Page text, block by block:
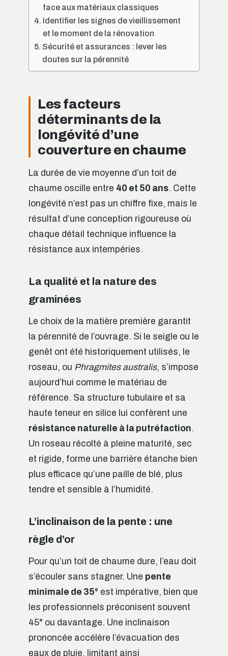
face aux matériaux classiques
Identifier les signes de vieillissement
et le moment de la rénovation
Sécurité et assurances : lever les
doutes sur la pérennité
Les facteurs
déterminants de la
longévité d’une
couverture en chaume
La durée de vie moyenne d’un toit de
chaume oscille entre 40 et 50 ans. Cette
longévité n’est pas un chiffre fixe, mais le
résultat d’une conception rigoureuse où
chaque détail technique influence la
résistance aux intempéries.
La qualité et la nature des
graminées
Le choix de la matière première garantit
la pérennité de l’ouvrage. Si le seigle ou le
genêt ont été historiquement utilisés, le
roseau, ou Phragmites australis, s’impose
aujourd’hui comme le matériau de
référence. Sa structure tubulaire et sa
haute teneur en silice lui confèrent une
résistance naturelle à la putréfaction.
Un roseau récolté à pleine maturité, sec
et rigide, forme une barrière étanche bien
plus efficace qu’une paille de blé, plus
tendre et sensible à l’humidité.
L’inclinaison de la pente : une
règle d’or
Pour qu’un toit de chaume dure, l’eau doit
s’écouler sans stagner. Une pente
minimale de 35° est impérative, bien que
les professionnels préconisent souvent
45° ou davantage. Une inclinaison
prononcée accélère l’évacuation des
eaux de pluie, limitant ainsi